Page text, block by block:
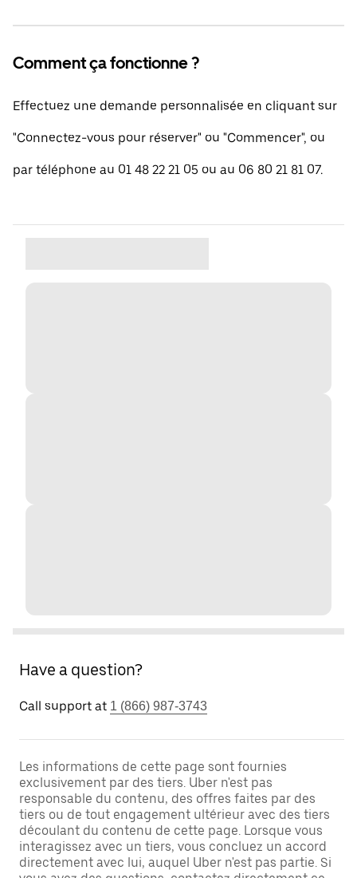
Comment ça fonctionne ?
Effectuez une demande personnalisée en cliquant sur
"Connectez-vous pour réserver" ou "Commencer", ou
par téléphone au 01 48 22 21 05 ou au 06 80 21 81 07.
Have a question?
Call support at 1 (866) 987-3743
Les informations de cette page sont fournies
exclusivement par des tiers. Uber n'est pas
responsable du contenu, des offres faites par des
tiers ou de tout engagement ultérieur avec des tiers
découlant du contenu de cette page. Lorsque vous
interagissez avec un tiers, vous concluez un accord
directement avec lui, auquel Uber n'est pas partie. Si